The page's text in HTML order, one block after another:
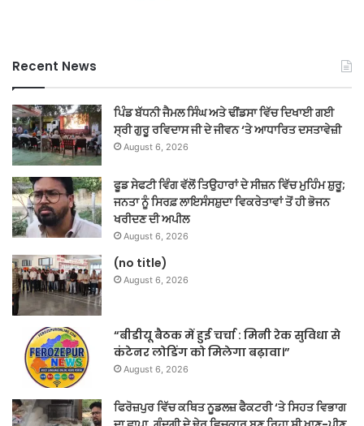
Recent News
ਪਿੰਡ ਬੱਧਨੀ ਜੈਮਲ ਸਿੰਘ ਅਤੇ ਢੀਂਡਸਾ ਵਿੱਚ ਦਿਖਾਈ ਗਈ
ਸ੍ਰੀ ਗੁਰੂ ਰਵਿਦਾਸ ਜੀ ਦੇ ਜੀਵਨ ‘ਤੇ ਆਧਾਰਿਤ ਦਸਤਾਵੇਜ਼ੀ
August 6, 2026
ਫੂਡ ਸੇਫਟੀ ਵਿੰਗ ਵੱਲੋਂ ਤਿਉਹਾਰਾਂ ਦੇ ਸੀਜ਼ਨ ਵਿੱਚ ਮੁਹਿੰਮ ਸ਼ੁਰੂ;
ਜਨਤਾ ਨੂੰ ਸਿਰਫ਼ ਲਾਇਸੰਸਸ਼ੁਦਾ ਵਿਕਰੇਤਾਵਾਂ ਤੋਂ ਹੀ ਭੋਜਨ
ਖਰੀਦਣ ਦੀ ਅਪੀਲ
August 6, 2026
(no title)
August 6, 2026
“बीडीयू बैठक में हुई चर्चा : मिनी रेक सुविधा से
कंटेनर लोडिंग को मिलेगा बढ़ावा।”
August 6, 2026
ਫਿਰੋਜ਼ਪੁਰ ਵਿੱਚ ਕਥਿਤ ਨੂਡਲਜ਼ ਫੈਕਟਰੀ ‘ਤੇ ਸਿਹਤ ਵਿਭਾਗ